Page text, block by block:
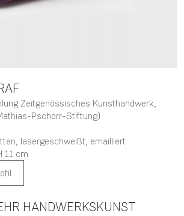
Zeitgenössisches Kunsthandwerk,
Pschorr-Stiftung)
lasergeschweißt, emailliert
11 cm
HANDWERKSKUNST